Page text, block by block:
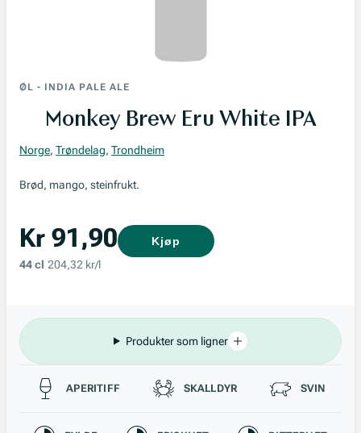
ØL - INDIA PALE ALE
Monkey Brew Eru White IPA
Norge, Trøndelag, Trondheim
Brød, mango, steinfrukt.
Kr 91,90
44 cl 204,32 kr/l
Kjøp
Produkter som ligner
Passer til
APERITIFF SKALLDYR SVIN